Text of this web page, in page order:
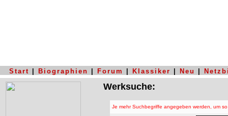
Start Biographien Forum Klassiker Neu
Werksuche:
Je mehr Suchbegriffe angegeben werden, um